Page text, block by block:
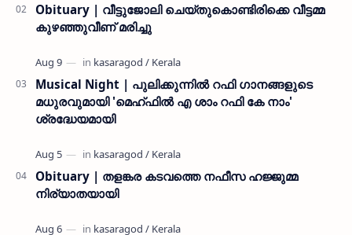
Obituary | വീട്ടുജോലി ചെയ്തുകൊണ്ടിരിക്കെ വീട്ടമ്മ
കുഴഞ്ഞുവീണ് മരിച്ചു
Musical Night | പുലിക്കുന്നിൽ റഫി ഗാനങ്ങളുടെ
മധുരവുമായി 'മെഹ്ഫിൽ എ ശാം റഫി കേ നാം'
ശ്രദ്ധേയമായി
Obituary | തളങ്കര കടവത്തെ നഫീസ ഹജ്ജുമ്മ
നിര്യാതയായി